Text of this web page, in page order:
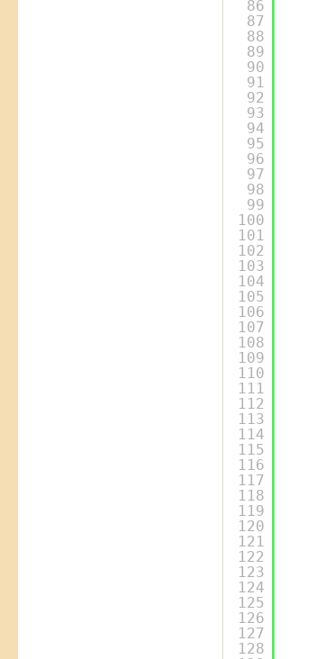
86
87
88
89
90
91
92
93
94
95
96
97
98
99
100
101
102
103
104
105
106
107
108
109
110
111
112
113
114
115
116
117
118
119
120
121
122
123
124
125
126
127
128